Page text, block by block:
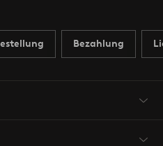
Bezahlung